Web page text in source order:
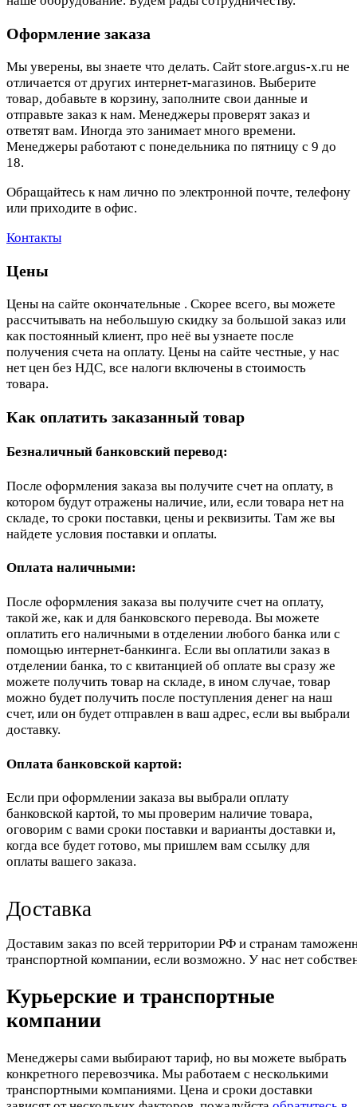
Оформление заказа
Мы уверены, вы знаете что делать. Сайт store.argus-x.ru не
отличается от других интернет-магазинов. Выберите
товар, добавьте в корзину, заполните свои данные и
отправьте заказ к нам. Менеджеры проверят заказ и
ответят вам. Иногда это занимает много времени.
Менеджеры работают с понедельника по пятницу с 9 до
18.
Обращайтесь к нам лично по электронной почте, телефону
или приходите в офис.
Контакты
Цены
Цены на сайте окончательные . Скорее всего, вы можете
рассчитывать на небольшую скидку за большой заказ или
как постоянный клиент, про неё вы узнаете после
получения счета на оплату. Цены на сайте честные, у нас
нет цен без НДС, все налоги включены в стоимость
товара.
Как оплатить заказанный товар
Безналичный банковский перевод:
После оформления заказа вы получите счет на оплату, в
котором будут отражены наличие, или, если товара нет на
складе, то сроки поставки, цены и реквизиты. Там же вы
найдете условия поставки и оплаты.
Оплата наличными:
После оформления заказа вы получите счет на оплату,
такой же, как и для банковского перевода. Вы можете
оплатить его наличными в отделении любого банка или с
помощью интернет-банкинга. Если вы оплатили заказ в
отделении банка, то с квитанцией об оплате вы сразу же
можете получить товар на складе, в ином случае, товар
можно будет получить после поступления денег на наш
счет, или он будет отправлен в ваш адрес, если вы выбрали
доставку.
Оплата банковской картой:
Если при оформлении заказа вы выбрали оплату
банковской картой, то мы проверим наличие товара,
оговорим с вами сроки поставки и варианты доставки и,
когда все будет готово, мы пришлем вам ссылку для
оплаты вашего заказа.
Доставка
Доставим заказ по всей территории РФ и странам
транспортной компании, если возможно. У нас нет
Курьерские и транспортные
компании
Менеджеры сами выбирают тариф, но вы можете выбрать
конкретного перевозчика. Мы работаем с несколькими
транспортными компаниями. Цена и сроки доставки